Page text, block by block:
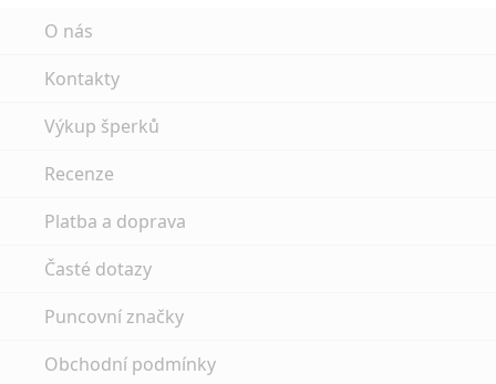
O nás
Kontakty
Výkup šperků
Recenze
Platba a doprava
Časté dotazy
Puncovní značky
Obchodní podmínky